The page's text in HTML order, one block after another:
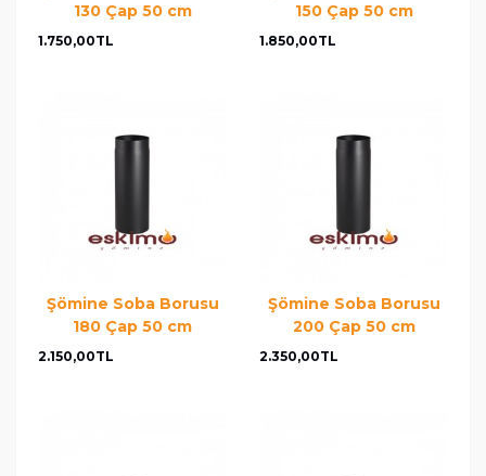
130 Çap 50 cm
1.750,00TL
150 Çap 50 cm
1.850,00TL
Şömine Soba Borusu
180 Çap 50 cm
2.150,00TL
Şömine Soba Borusu
200 Çap 50 cm
2.350,00TL